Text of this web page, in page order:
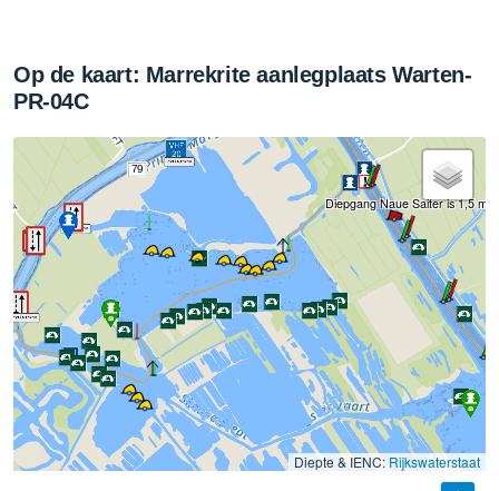
Op de kaart: Marrekrite aanlegplaats Warten-
PR-04C
79
Diepgang Naue Saiter is 1,5 m
Diepte & IENC: Rijkswaterstaat